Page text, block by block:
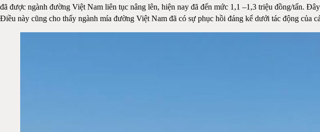
đã được ngành đường Việt Nam liên tục nâng lên, hiện nay đã đến mức 1,1 –1,3 triệu đồng/tấn.
Điều này cũng cho thấy ngành mía đường Việt Nam đã có sự phục hồi đáng kể dưới tác động của